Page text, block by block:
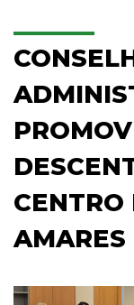
CENTRO
AMARES